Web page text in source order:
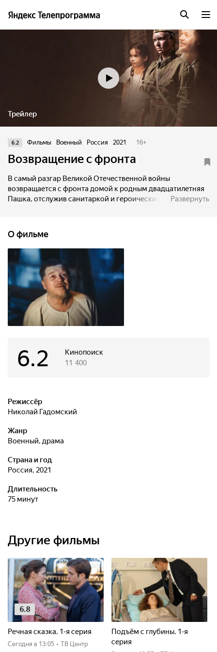
Трейлер
6.2 Фильмы Военный Россия 2021 16+
Возвращение с фронта
В самый разгар Великой Отечественной войны
возвращается с фронта домой к родным двадцатилетняя
Пашка, отслужив санитаркой и героически спасая
настигают героиню каждый день в мирной жизни… ведь
каждый день на войне как последний.
Развернуть
О фильме
Кинопоиск
6.2 11 400
Режиссёр
Николай Гадомский
Жанр
военный, драма
Страна и год
Россия, 2021
Длительность
75 минут
Другие фильмы
6.8
Речная сказка. 1-я серия
Сегодня в 13:05 • ТВ Центр
Подъём с глубины. 1-я
серия